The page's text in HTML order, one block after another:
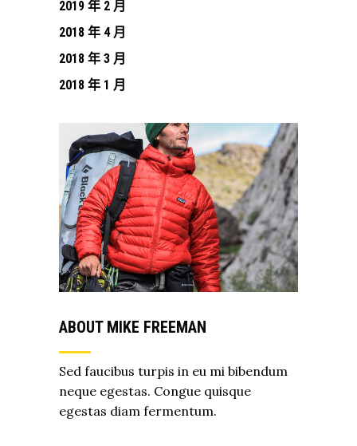
2019 年 2 月
2018 年 4 月
2018 年 3 月
2018 年 1 月
ABOUT MIKE FREEMAN
Sed faucibus turpis in eu mi bibendum
neque egestas. Congue quisque
egestas diam fermentum.